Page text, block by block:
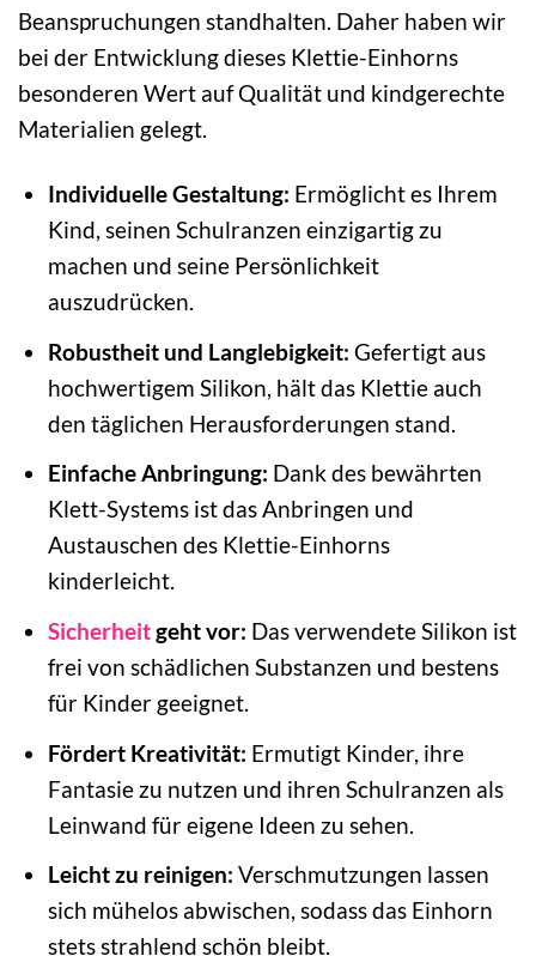
Beanspruchungen standhalten. Daher haben wir
bei der Entwicklung dieses Klettie-Einhorns
besonderen Wert auf Qualität und kindgerechte
Materialien gelegt.
Individuelle Gestaltung: Ermöglicht es Ihrem
Kind, seinen Schulranzen einzigartig zu
machen und seine Persönlichkeit
auszudrücken.
Robustheit und Langlebigkeit: Gefertigt aus
hochwertigem Silikon, hält das Klettie auch
den täglichen Herausforderungen stand.
Einfache Anbringung: Dank des bewährten
Klett-Systems ist das Anbringen und
Austauschen des Klettie-Einhorns
kinderleicht.
Sicherheitgeht vor: Das verwendete Silikon ist
frei von schädlichen Substanzen und bestens
für Kinder geeignet.
Fördert Kreativität: Ermutigt Kinder, ihre
Fantasie zu nutzen und ihren Schulranzen als
Leinwand für eigene Ideen zu sehen.
Leicht zu reinigen: Verschmutzungen lassen
sich mühelos abwischen, sodass das Einhorn
stets strahlend schön bleibt.